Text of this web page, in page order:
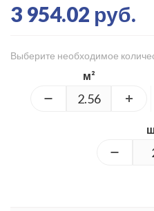
3 954.02 руб.
Выберите необходимое
м²